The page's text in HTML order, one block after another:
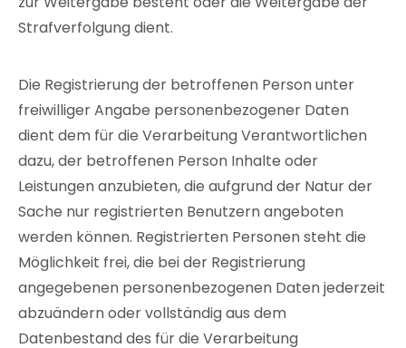
Strafverfolgung dient.
Die Registrierung der betroffenen Person unter
freiwilliger Angabe personenbezogener Daten
dient dem für die Verarbeitung Verantwortlichen
dazu, der betroffenen Person Inhalte oder
Leistungen anzubieten, die aufgrund der Natur der
Sache nur registrierten Benutzern angeboten
werden können. Registrierten Personen steht die
Möglichkeit frei, die bei der Registrierung
angegebenen personenbezogenen Daten jederzeit
abzuändern oder vollständig aus dem
Datenbestand des für die Verarbeitung